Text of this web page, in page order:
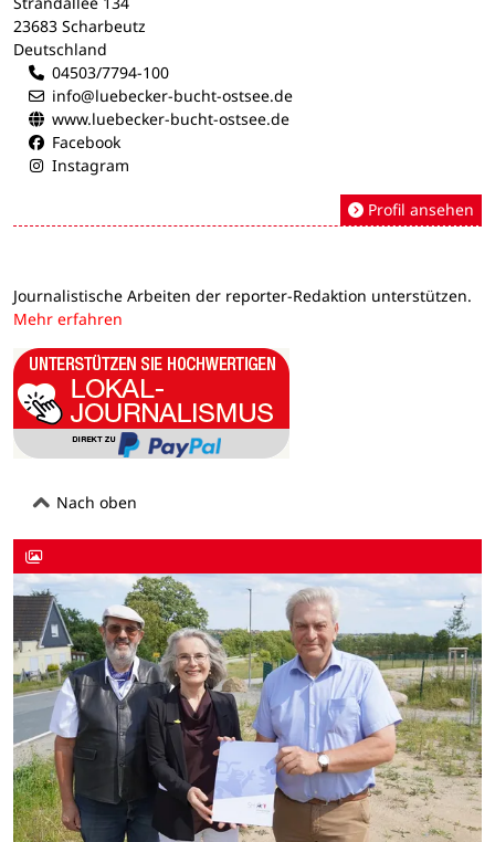
23683 Scharbeutz
Deutschland
04503/7794-100
info@luebecker-bucht-ostsee.de
www.luebecker-bucht-ostsee.de
Facebook
Instagram
Profil ansehen
Journalistische Arbeiten der reporter-Redaktion unterstützen.
Mehr erfahren
Nach oben